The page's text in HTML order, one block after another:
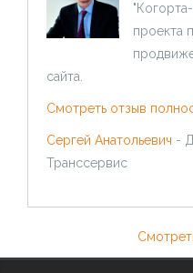
проекта
сайта.
Смотреть отзыв
Сергей Анатольевич -
Транссервис